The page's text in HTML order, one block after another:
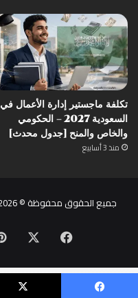
تكلفة ماجستير إدارة الأعمال في
السعودية 2027 – الحكومي
والخاص والمنح [جدول محدث]
منذ 3 أسابيع
جميع الحقوق محفوظة © 2026 لـ TekNews | دليلك لإدارة الأعمال بذكاء
فيسبوك